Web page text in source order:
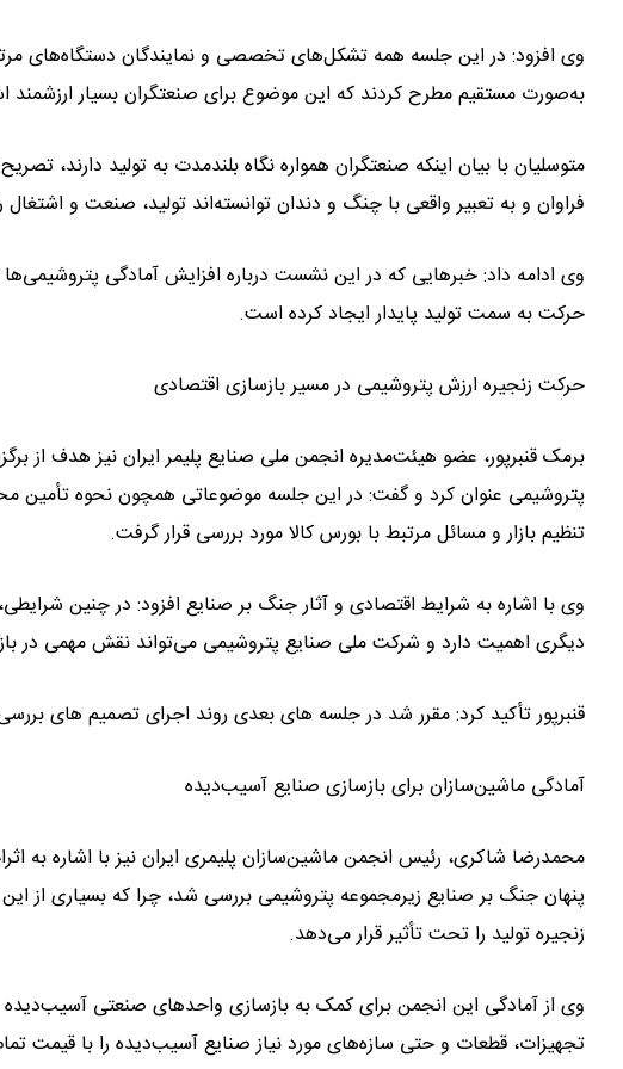
وی افزود: در این جلسه همه تشکل‌های تخصصی و نمایندگان دستگاه‌های
به‌صورت مستقیم مطرح کردند که این موضوع برای صنعتگران بسیار
متوسلیان با بیان اینکه صنعتگران همواره نگاه بلندمدت به تولید دارند،
فراوان و به تعبیر واقعی با چنگ و دندان توانسته‌اند تولید، صنعت و اشتغال
وی ادامه داد: خبرهایی که در این نشست درباره افزایش آمادگی پتروشیمی‌ها
حرکت به سمت تولید پایدار ایجاد کرده است.
حرکت زنجیره ارزش پتروشیمی در مسیر بازسازی اقتصادی
برمک قنبرپور، عضو هیئت‌مدیره انجمن ملی صنایع پلیمر ایران نیز هدف از
پتروشیمی عنوان کرد و گفت: در این جلسه موضوعاتی همچون نحوه تأمین
تنظیم بازار و مسائل مرتبط با بورس کالا مورد بررسی قرار گرفت.
وی با اشاره به شرایط اقتصادی و آثار جنگ بر صنایع افزود: در چنین
دیگری اهمیت دارد و شرکت ملی صنایع پتروشیمی می‌تواند نقش مهمی در
قنبرپور تأکید کرد: مقرر شد در جلسه های بعدی روند اجرای تصمیم های
آمادگی ماشین‌سازان برای بازسازی صنایع آسیب‌دیده
محمدرضا شاکری، رئیس انجمن ماشین‌سازان پلیمری ایران نیز با اشاره به
پنهان جنگ بر صنایع زیرمجموعه پتروشیمی بررسی شد، چرا که بسیاری از
زنجیره تولید را تحت تأثیر قرار می‌دهد.
وی از آمادگی این انجمن برای کمک به بازسازی واحدهای صنعتی
تجهیزات، قطعات و حتی سازه‌های مورد نیاز صنایع آسیب‌دیده را با قیمت